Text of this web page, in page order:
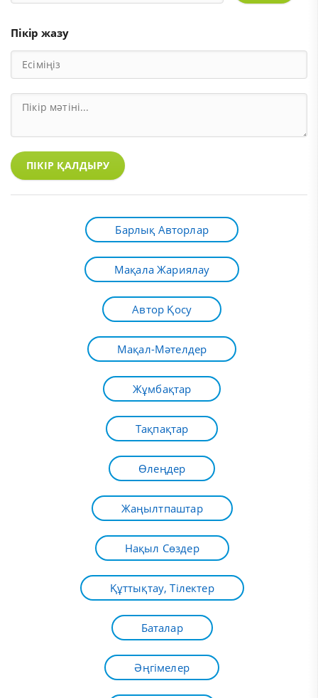
Пікір жазу
ПІКІР ҚАЛДЫРУ
Барлық Авторлар
Мақала Жариялау
Автор Қосу
Мақал-Мәтелдер
Жұмбақтар
Тақпақтар
Өлеңдер
Жаңылтпаштар
Нақыл Сөздер
Құттықтау, Тілектер
Баталар
Әңгімелер